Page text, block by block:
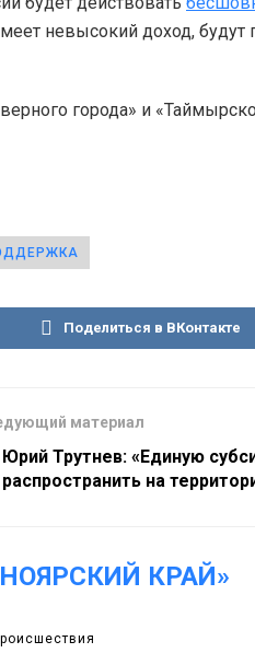
невысокий доход, будут
города» и
Поделиться в ВКонтакте
материал
Юрий Трутнев: «Единую
распространить на
КРАЙ»